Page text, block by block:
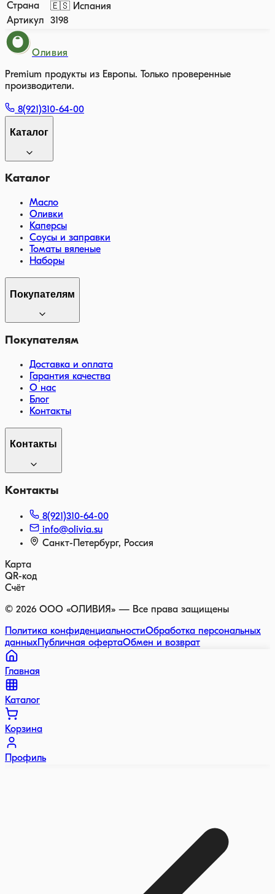
Страна
🇪🇸 Испания
Артикул
3198
Оливия
Premium продукты из Европы. Только проверенные
производители.
8(921)310-64-00
Каталог
Каталог
Масло
Оливки
Каперсы
Соусы и заправки
Томаты вяленые
Наборы
Покупателям
Покупателям
Доставка и оплата
Гарантия качества
О нас
Блог
Контакты
Контакты
Контакты
8(921)310-64-00
info@olivia.su
Санкт-Петербург, Россия
Карта
QR-код
Счёт
© 2026 ООО «ОЛИВИЯ» — Все права защищены
Политика конфиденциальностиОбработка персональных
данныхПубличная офертаОбмен и возврат
Главная
Каталог
Корзина
Профиль